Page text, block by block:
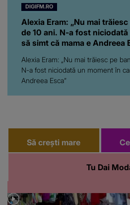
DIGIFM.RO
Alexia Eram: „Nu mai
de 10 ani. N-a fost
să simt că mama e Andreea
Alexia Eram: „Nu mai trăiesc pe
N-a fost niciodată un moment în
Andreea Esca”
Să crești mare
Tu Dai